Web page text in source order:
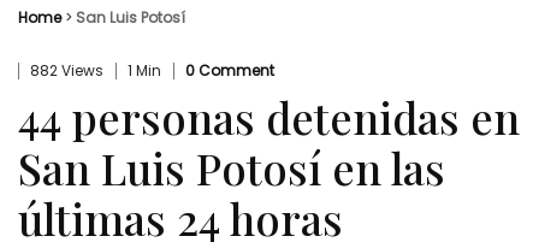
Home> San Luis Potosí
882 Views 1 Min 0 Comment
44 personas detenidas en
San Luis Potosí en las
últimas 24 horas